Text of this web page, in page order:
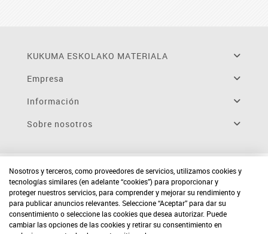
KUKUMA ESKOLAKO MATERIALA
Empresa
Información
Sobre nosotros
Nosotros y terceros, como proveedores de servicios, utilizamos cookies y
tecnologías similares (en adelante “cookies”) para proporcionar y
proteger nuestros servicios, para comprender y mejorar su rendimiento y
para publicar anuncios relevantes. Seleccione “Aceptar” para dar su
consentimiento o seleccione las cookies que desea autorizar. Puede
cambiar las opciones de las cookies y retirar su consentimiento en